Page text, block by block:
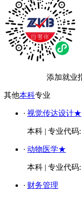
添加就业
其他本科专业
· 视觉传达设计★
本科 | 专业代码
· 动物医学★
本科 | 专业代码
· 财务管理